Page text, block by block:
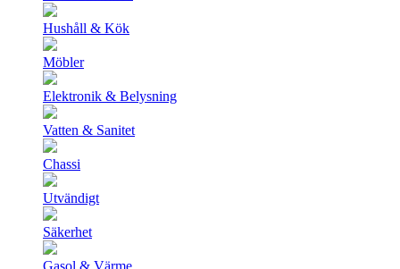
Hushåll & Kök
Möbler
Elektronik & Belysning
Vatten & Sanitet
Chassi
Utvändigt
Säkerhet
Gasol & Värme